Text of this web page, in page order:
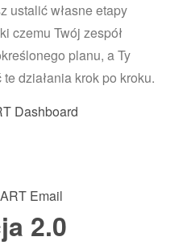
ustalić własne etapy
czemu Twój zespół
planu, a Ty
działania krok po kroku.
2.0